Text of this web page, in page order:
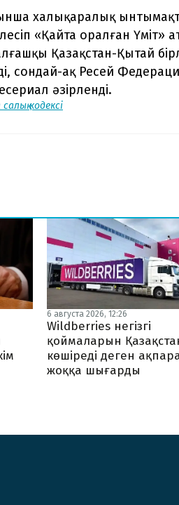
халықаралық
«Қайта оралған Үміт»
алғашқы Қазақстан-Қытай
сондай-ақ Ресей
әзірленді.
кодексі
6 августа 2026, 12:26
Wildberries негізгі
қоймаларын
көшіреді деген
жоққа шығарды